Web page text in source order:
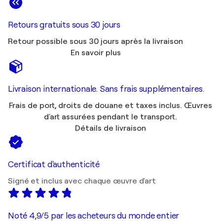
Retours gratuits sous 30 jours
Retour possible sous 30 jours après la livraison
En savoir plus
Livraison internationale. Sans frais supplémentaires.
Frais de port, droits de douane et taxes inclus. Œuvres
d'art assurées pendant le transport.
Détails de livraison
Certificat d'authenticité
Signé et inclus avec chaque œuvre d'art
Noté 4,9/5 par les acheteurs du monde entier